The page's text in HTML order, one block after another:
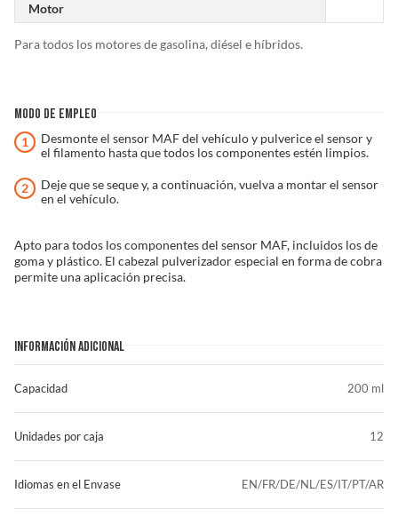
Motor
Para todos los motores de gasolina, diésel e híbridos.
MODO DE EMPLEO
Desmonte el sensor MAF del vehículo y pulverice el sensor y
el filamento hasta que todos los componentes estén limpios.
Deje que se seque y, a continuación, vuelva a montar el sensor
en el vehículo.
Apto para todos los componentes del sensor MAF, incluidos los de
goma y plástico. El cabezal pulverizador especial en forma de cobra
permite una aplicación precisa.
INFORMACIÓN ADICIONAL
Capacidad
Unidades por caja
Idiomas en el Envase
200 ml
12
EN/FR/DE/NL/ES/IT/PT/AR